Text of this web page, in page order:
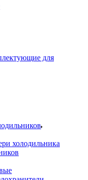
для
холодильника